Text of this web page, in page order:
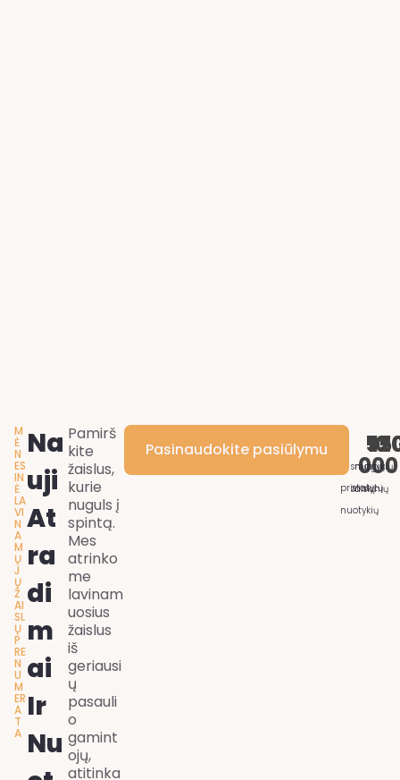
M
Ė
N
ES
IN
Ė
LA
VI
N
A
M
Ų
J
Ų
Ž
AI
SL
Ų
P
RE
N
U
M
ER
A
T
A
Na
Uji
At
Ra
Di
M
Ai
Ir
Nu
Pamirš
kite
žaislus,
kurie
nuguls į
spintą.
Mes
atrinko
me
lavinam
uosius
žaislus
iš
geriausi
ų
pasauli
o
gamint
ojų,
atitinka
Pasinaudokite pasiūlymu
pristatytų
nuotykių
10
000
smagių
žaislų
nuotykių
rinkinių